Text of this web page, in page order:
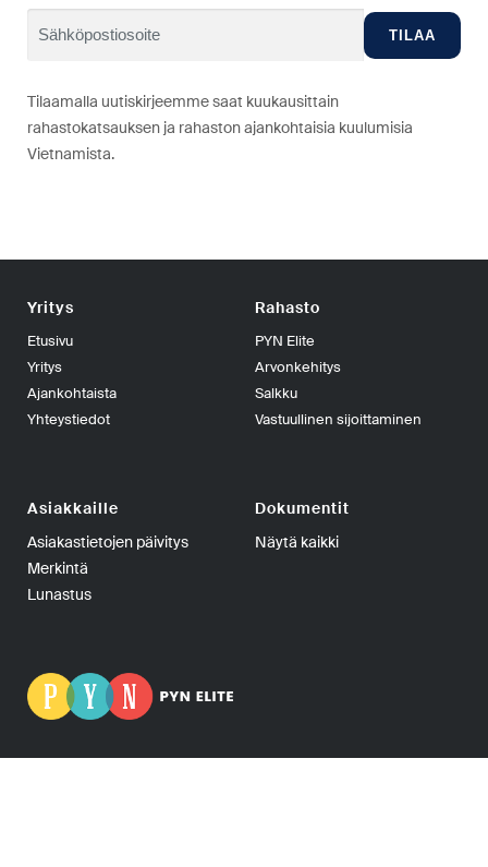
Tilaamalla uutiskirjeemme saat kuukausittain
rahastokatsauksen ja rahaston ajankohtaisia kuulumisia
Vietnamista.
Yritys
Etusivu
Yritys
Ajankohtaista
Yhteystiedot
Rahasto
PYN Elite
Arvonkehitys
Salkku
Vastuullinen sijoittaminen
Asiakkaille
Asiakastietojen päivitys
Merkintä
Lunastus
Dokumentit
Näytä kaikki